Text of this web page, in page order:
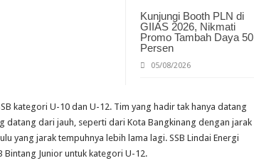
Kunjungi Booth PLN di
GIIAS 2026, Nikmati
Promo Tambah Daya 50
Persen
05/08/2026
kategori U-10 dan U-12. Tim yang hadir tak hanya datang
datang dari jauh, seperti dari Kota Bangkinang dengan jarak
yang jarak tempuhnya lebih lama lagi. SSB Lindai Energi
Bintang Junior untuk kategori U-12.